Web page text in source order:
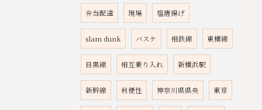
弁当配達 現場 塩唐揚げ
slam dunk バスケ 相鉄線 東横線
目黒線 相互乗り入れ 新横浜駅
新幹線 利便性 神奈川県県央 東京